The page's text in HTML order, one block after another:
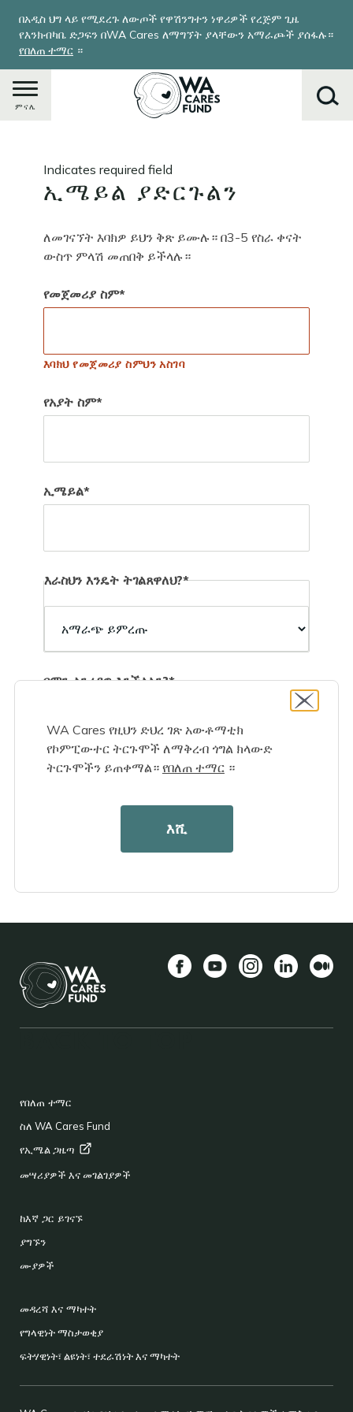
main
content
በአዲስ ህግ ላይ የሚደረጉ ለውጦች የዋሽንግተን ነዋሪዎች የረጅም ጊዜ
የእንክብካቤ ድጋፍን በWA Cares ለማግኘት ያላቸውን አማራጮች ያሰፋሉ።
የበለጠ ተማር ።
ምናሌ
Indicates required field
ኢሜይል ያድርጉልን
ለመገናኘት እባክዎ ይህን ቅጽ ይሙሉ። በ3-5 የስራ ቀናት
ውስጥ ምላሽ መጠበቅ ይችላሉ።
የመጀመሪያ ስም
እባክህ የመጀመሪያ ስምህን አስገባ
የአያት ስም
ኢሜይል
እራስህን እንዴት ትገልጸዋለህ?
እንዴት
ትገልጸዋለህ?
በምን ልንረዳዎ እንችላለን?
የበለጠ ተማር
ስለ WA Cares Fund
የኢሜል ጋዜጣ
መሣሪያዎች እና መገልገያዎች
ከእኛ ጋር ይገናኙ
ያግኙን
ሙያዎች
መዳረሻ እና ማካተት
የግላዊነት ማስታወቂያ
ፍትሃዊነት፣ ልዩነት፣ ተደራሽነት እና ማካተት
WA Cares የዚህን ድህረ ገጽ አውቶማቲክ
የኮምፒውተር ትርጉሞች ለማቅረብ ጎግል ክላውድ
ትርጉሞችን ይጠቀማል። የበለጠ ተማር።
እሺ